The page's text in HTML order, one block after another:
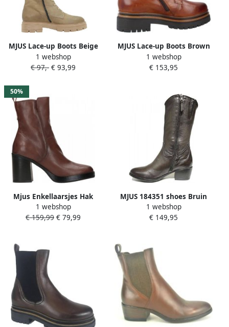
MJUS Lace-up Boots Beige
Dames
1 webshop
€ 97,- € 93,99
MJUS Lace-up Boots Brown
Dames
1 webshop
€ 153,95
50%
Mjus Enkellaarsjes Hak
Enkellaarsjes Hak
donkerbruin
1 webshop
€ 159,99 € 79,99
MJUS 184351 shoes Bruin
Dames
1 webshop
€ 149,95